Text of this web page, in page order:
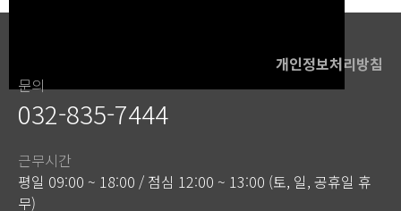
개인정보처리방침
문의
032-835-7444
근무시간
평일 09:00 ~ 18:00 / 점심 12:00 ~ 13:00 (토, 일, 공휴일 휴
무)